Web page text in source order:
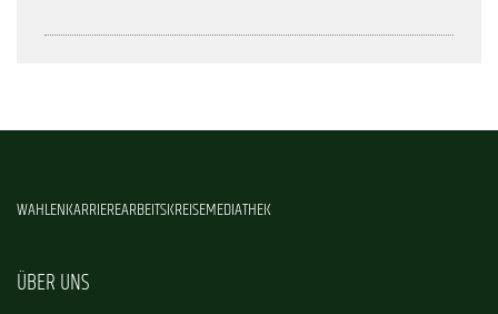
WAHLENKARRIEREARBEITSKREISEMEDIATHEK
ÜBER UNS